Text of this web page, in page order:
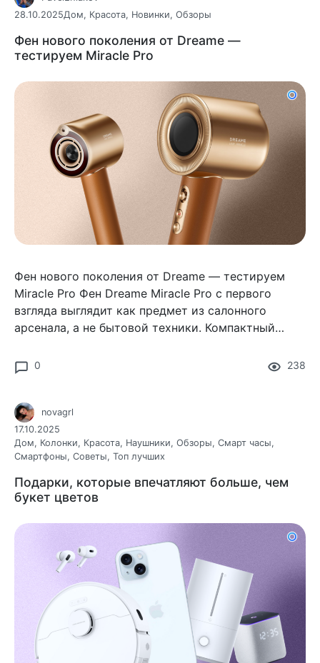
28.10.2025Дом, Красота, Новинки, Обзоры
Фен нового поколения от Dreame —
тестируем Miracle Pro
Фен нового поколения от Dreame — тестируем
Miracle Pro Фен Dreame Miracle Pro с первого
взгляда выглядит как предмет из салонного
арсенала, а не бытовой техники. Компактный
в комплекте
238
0
novagrl
17.10.2025
Дом, Колонки, Красота, Наушники, Обзоры, Смарт часы,
Смартфоны, Советы, Топ лучших
Подарки, которые впечатляют больше, чем
букет цветов